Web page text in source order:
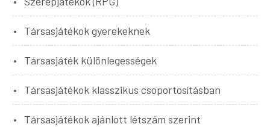
Társasjátékok gyerekeknek
Társasjáték különlegességek
Társasjátékok klasszikus csoportosításban
Társasjátékok ajánlott létszám szerint